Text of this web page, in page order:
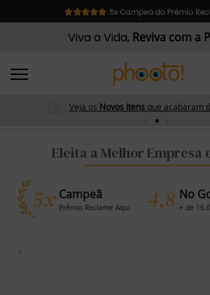
Viva a Vida, Reviva com a
Veja os Novos Itens que acabaram
Eleita a Melhor Empresa
5x Campeã
Prêmio Reclame Aqui 4,8 No
+ de